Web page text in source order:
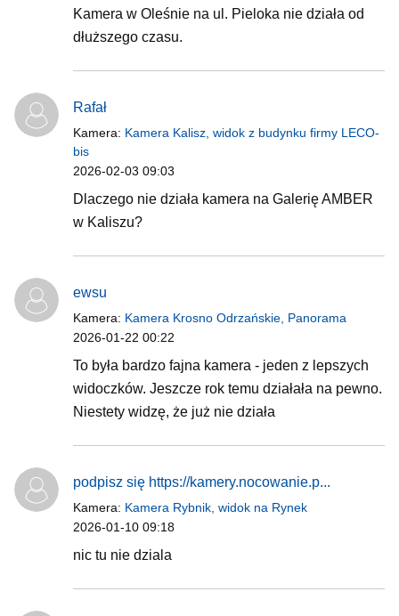
Kamera w Oleśnie na ul. Pieloka nie działa od
dłuższego czasu.
Rafał
Kamera: Kamera Kalisz, widok z budynku firmy LECO-
bis
2026-02-03 09:03
Dlaczego nie działa kamera na Galerię AMBER
w Kaliszu?
ewsu
Kamera: Kamera Krosno Odrzańskie, Panorama
2026-01-22 00:22
To była bardzo fajna kamera - jeden z lepszych
widoczków. Jeszcze rok temu działała na pewno.
Niestety widzę, że już nie działa
podpisz się https://kamery.nocowanie.p...
Kamera: Kamera Rybnik, widok na Rynek
2026-01-10 09:18
nic tu nie dziala